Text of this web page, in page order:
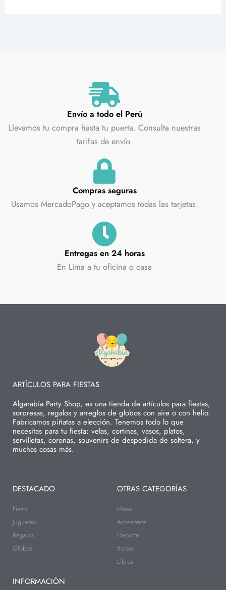
Envío a todo el Perú
Llevamos tu compra hasta tu puerta. Consulta nuestras
tarifas de envío.
Compras seguras
Usamos MercadoPago y aceptamos todas las tarjetas.
Entregas en 24 horas
En Lima a tu oficina o casa
ARTÍCULOS PARA FIESTAS
Algarabía Party Shop, es una tienda de artículos para fiestas,
sorpresas, regalos y arreglos de globos con aire o con helio.
Fabricamos piñatas a elección. Tenemos todo lo que
necesitas para tu fiesta: velas, cortinas, vasos, platos,
servilletas, coronas, souvenirs de despedida de soltera, y
muchas cosas más.
DESTACADO
Fiesta
Juguetes
Regalos
Globos
OTRAS CATEGORÍAS
Mesa
Accesorios
Deporte
Bolsas
Libros
INFORMACIÓN